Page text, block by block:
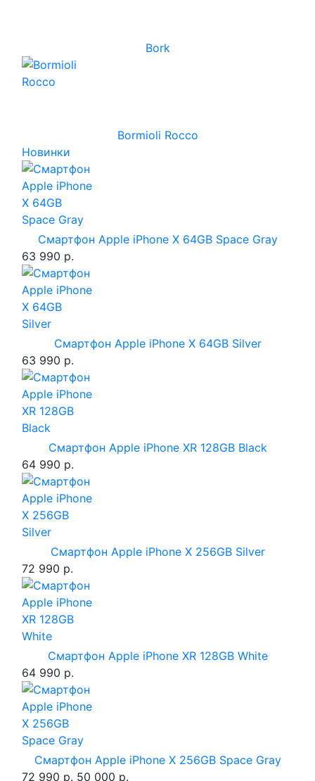
Bork
Bormioli Rocco
Новинки
Смартфон Apple iPhone X 64GB Space Gray
63 990 р.
Смартфон Apple iPhone X 64GB Silver
63 990 р.
Смартфон Apple iPhone XR 128GB Black
64 990 р.
Смартфон Apple iPhone X 256GB Silver
72 990 р.
Смартфон Apple iPhone XR 128GB White
64 990 р.
Смартфон Apple iPhone X 256GB Space Gray
72 990 р. 50 000 р.